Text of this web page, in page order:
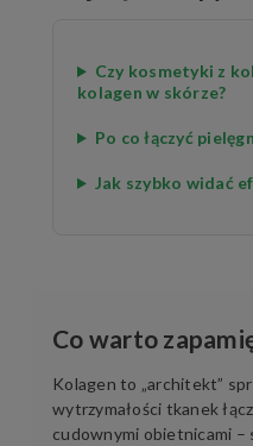
Czy kosmetyki z
kolagen w skórze?
Po co łączyć
Jak szybko widać
Co warto
Kolagen to „architekt”
wytrzymałości tkanek
cudownymi obietnicami –